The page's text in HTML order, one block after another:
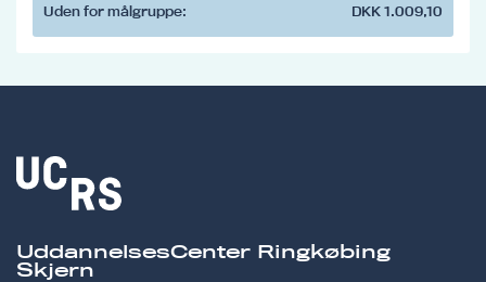
Uden for målgruppe: DKK 1.009,10
UddannelsesCenter Ringkøbing
Skjern